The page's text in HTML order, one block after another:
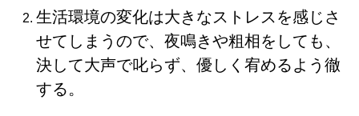
生活環境の変化は大きなストレスを感じさ
せてしまうので、夜鳴きや粗相をしても、
決して大声で叱らず、優しく宥めるよう徹
する。